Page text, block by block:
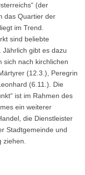
(der
das Quartier der
im Trend.
sind beliebte
gibt es dazu
sich nach kirchlichen
(12.3.), Peregrin
(6.11.). Die
ist im Rahmen des
ein weiterer
die Dienstleister
Stadtgemeinde und